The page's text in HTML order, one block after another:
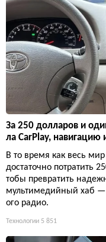
За 250 долларов и
ла CarPlay, навигацию
В то время как весь
достаточно потратить
тобы превратить
мультимедийный хаб —
ого радио.
Технологии 5 851